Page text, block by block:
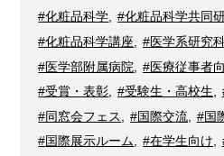
#化粧品科学, #化粧品科学共同
#化粧品科学講座
#医学系研究
#医学部附属病院
#医療従事者
#受賞・表彰
#受験生・高校生
#同窓会フェス
#国際交流, #国
#国際展示ルーム
#在学生向け